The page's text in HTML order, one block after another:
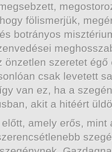
fölismerjük,
botrányos
önzetlen szeretet
csak levetett
van ez, ha a
akit a hitéért
amely erős,